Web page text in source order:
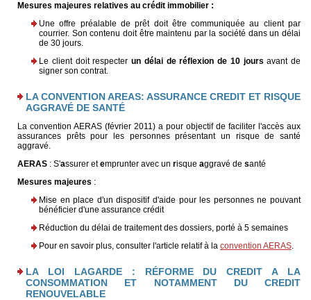
Mesures majeures relatives au crédit immobilier :
Une offre préalable de prêt doit être communiquée au client par
courrier. Son contenu doit être maintenu par la société dans un délai
de 30 jours.
Le client doit respecter un délai de réflexion de 10 jours avant de
signer son contrat.
LA CONVENTION AREAS: ASSURANCE CREDIT ET RISQUE
AGGRAVÉ DE SANTÉ
La convention AERAS (février 2011) a pour objectif de faciliter l'accès aux
assurances prêts pour les personnes présentant un risque de santé
aggravé.
AERAS : S'assurer etemprunter avec un risque aggravé de santé
Mesures majeures :
Mise en place d'un dispositif d'aide pour les personnes ne pouvant
bénéficier d'une assurance crédit
Réduction du délai de traitement des dossiers, porté à 5 semaines
Pour en savoir plus, consulter l'article relatif à la convention AERAS.
LA LOI LAGARDE : RÉFORME DU CREDIT A LA
CONSOMMATION ET NOTAMMENT DU CREDIT
RENOUVELABLE